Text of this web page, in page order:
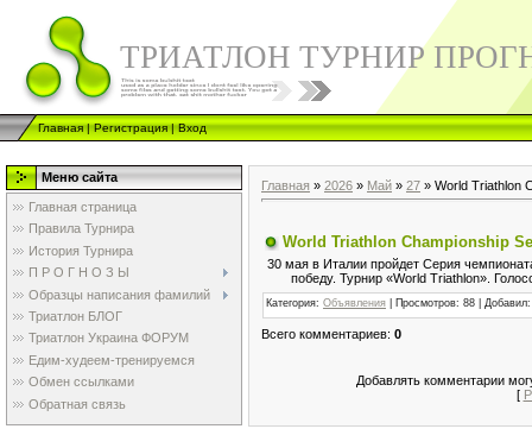
ТРИАТЛОН ТУРНИР
Главная|Регистрация|Вход
Меню сайта
Главная страница
Правила Турнира
История Турнира
П Р О Г Н О З Ы
Образцы написания фамилий
Триатлон БЛОГ
Триатлон Украина ФОРУМ
Едим-худеем-тренируемся
Обмен ссылками
Обратная связь
Главная » 2026 » Май » 27 » World Triathlon
World Triathlon Championship
30 мая в Италии пройдет Серия
победу. Турнир «World Triathlon».
Категория: Объявления Просмотров: 88 | Добавил
Всего комментариев: 0
Добавлять комментарии
[